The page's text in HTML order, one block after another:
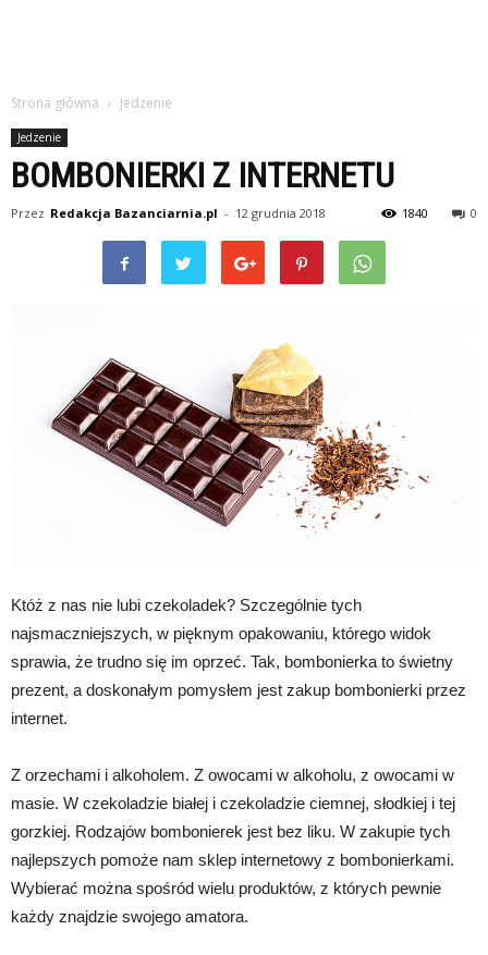
Strona główna Jedzenie
Jedzenie
BOMBONIERKI Z INTERNETU
Przez Redakcja Bazanciarnia.pl - 12 grudnia 2018 0
1840
Któż z nas nie lubi czekoladek? Szczególnie tych
najsmaczniejszych, w pięknym opakowaniu, którego widok
sprawia, że trudno się im oprzeć. Tak, bombonierka to świetny
prezent, a doskonałym pomysłem jest zakup bombonierki przez
internet.
Z orzechami i alkoholem. Z owocami w alkoholu, z owocami w
masie. W czekoladzie białej i czekoladzie ciemnej, słodkiej i tej
gorzkiej. Rodzajów bombonierek jest bez liku. W zakupie tych
najlepszych pomoże nam sklep internetowy z bombonierkami.
Wybierać można spośród wielu produktów, z których pewnie
każdy znajdzie swojego amatora.